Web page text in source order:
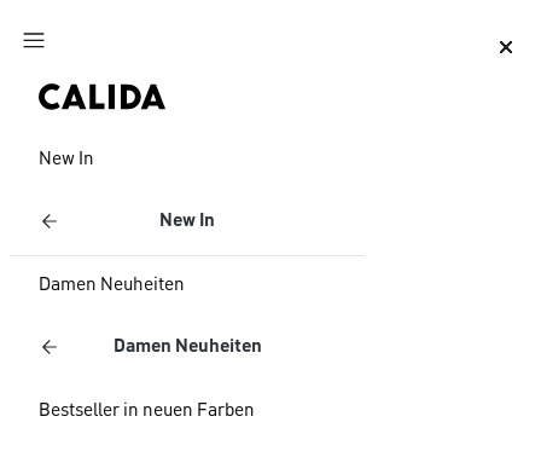
Zum Hauptinhalt springen
New In
New In
Damen Neuheiten
Damen Neuheiten
Bestseller in neuen Farben